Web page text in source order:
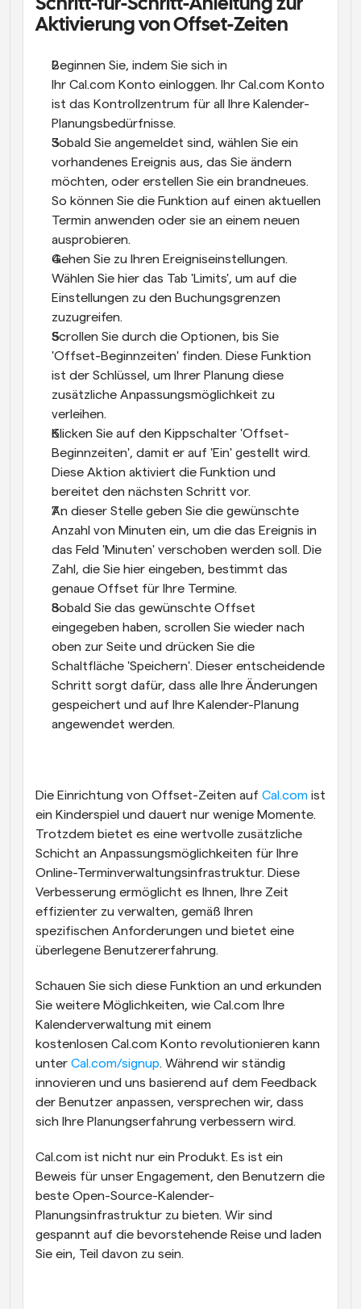
Schritt-für-Schritt-Anleitung zur
Aktivierung von Offset-Zeiten
Beginnen Sie, indem Sie sich in
Ihr Cal.com Konto einloggen. Ihr Cal.com Konto
ist das Kontrollzentrum für all Ihre Kalender-
Planungsbedürfnisse.
Sobald Sie angemeldet sind, wählen Sie ein
vorhandenes Ereignis aus, das Sie ändern
möchten, oder erstellen Sie ein brandneues.
So können Sie die Funktion auf einen aktuellen
Termin anwenden oder sie an einem neuen
ausprobieren.
Gehen Sie zu Ihren Ereigniseinstellungen.
Wählen Sie hier das Tab 'Limits', um auf die
Einstellungen zu den Buchungsgrenzen
zuzugreifen.
Scrollen Sie durch die Optionen, bis Sie
'Offset-Beginnzeiten' finden. Diese Funktion
ist der Schlüssel, um Ihrer Planung diese
zusätzliche Anpassungsmöglichkeit zu
verleihen.
Klicken Sie auf den Kippschalter 'Offset-
Beginnzeiten', damit er auf 'Ein' gestellt wird.
Diese Aktion aktiviert die Funktion und
bereitet den nächsten Schritt vor.
An dieser Stelle geben Sie die gewünschte
Anzahl von Minuten ein, um die das Ereignis in
das Feld 'Minuten' verschoben werden soll. Die
Zahl, die Sie hier eingeben, bestimmt das
genaue Offset für Ihre Termine.
Sobald Sie das gewünschte Offset
eingegeben haben, scrollen Sie wieder nach
oben zur Seite und drücken Sie die
Schaltfläche 'Speichern'. Dieser entscheidende
Schritt sorgt dafür, dass alle Ihre Änderungen
gespeichert und auf Ihre Kalender-Planung
angewendet werden.
Die Einrichtung von Offset-Zeiten auf Cal.com ist
ein Kinderspiel und dauert nur wenige Momente.
Trotzdem bietet es eine wertvolle zusätzliche
Schicht an Anpassungsmöglichkeiten für Ihre
Online-Terminverwaltungsinfrastruktur. Diese
Verbesserung ermöglicht es Ihnen, Ihre Zeit
effizienter zu verwalten, gemäß Ihren
spezifischen Anforderungen und bietet eine
überlegene Benutzererfahrung.
Schauen Sie sich diese Funktion an und erkunden
Sie weitere Möglichkeiten, wie Cal.com Ihre
Kalenderverwaltung mit einem
kostenlosen Cal.com Konto revolutionieren kann
unter Cal.com/signup. Während wir ständig
innovieren und uns basierend auf dem Feedback
der Benutzer anpassen, versprechen wir, dass
sich Ihre Planungserfahrung verbessern wird.
Cal.com ist nicht nur ein Produkt. Es ist ein
Beweis für unser Engagement, den Benutzern die
beste Open-Source-Kalender-
Planungsinfrastruktur zu bieten. Wir sind
gespannt auf die bevorstehende Reise und laden
Sie ein, Teil davon zu sein.